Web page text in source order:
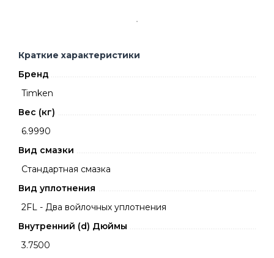
Краткие характеристики
Бренд
Timken
Вес (кг)
6.9990
Вид смазки
Стандартная смазка
Вид уплотнения
2FL - Два войлочных уплотнения
Внутренний (d) Дюймы
3.7500